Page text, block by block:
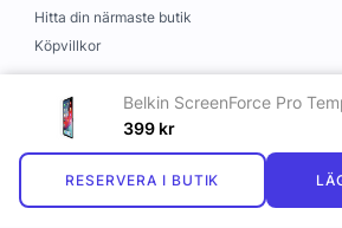
399 kr
RESERVERA I BUTIK
Hitta din närmaste butik
Köpvillkor
Information
Leverans och betalning
Cookies
Personuppgiftspolicy